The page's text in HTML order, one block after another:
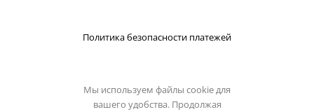
Политика безопасности платежей
Мы используем файлы cookie для
вашего удобства. Продолжая